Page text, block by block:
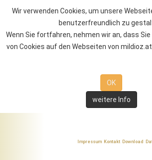
Wir verwenden Cookies, um unsere
benutzerfreundlich zu
Wenn Sie fortfahren, nehmen wir an, dass
von Cookies auf den Webseiten von
OK
weitere Info
Impressum Kontakt Download